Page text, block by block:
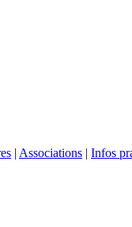
| Associations | Infos